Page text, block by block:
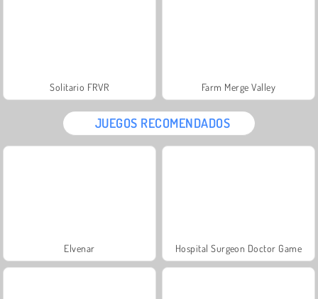
Solitario FRVR Farm Merge Valley
JUEGOS RECOMENDADOS
Elvenar Hospital Surgeon Doctor Game